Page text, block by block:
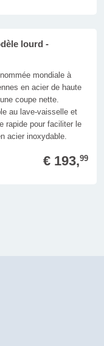
lourd -
mondiale à
en acier de haute
coupe nette.
au lave-vaisselle et
rapide pour faciliter le
acier inoxydable.
€ 193,99